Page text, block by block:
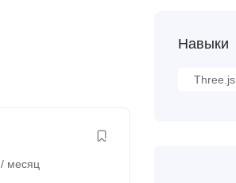
/ месяц
Навыки
Three.js